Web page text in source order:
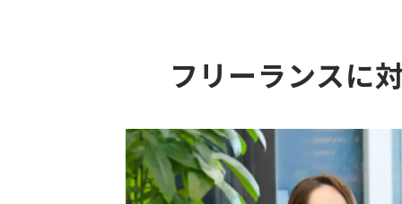
フリーランスに